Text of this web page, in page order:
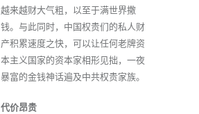
越来越财大气粗，以至于满世界撒
钱。与此同时，中国权贵们的私人财
产积累速度之快，可以让任何老牌资
本主义国家的资本家相形见拙，一夜
暴富的金钱神话遍及中共权贵家族。
代价昂贵